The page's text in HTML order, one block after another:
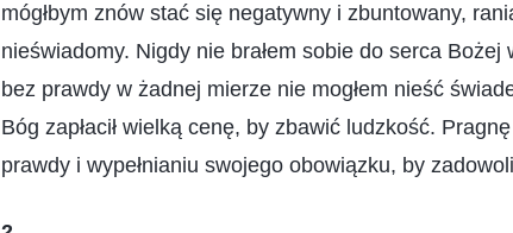
mógłbym znów stać się negatywny i zbuntowany,
nieświadomy. Nigdy nie brałem sobie do serca Bożej
bez prawdy w żadnej mierze nie mogłem nieść
Bóg zapłacił wielką cenę, by zbawić ludzkość.
prawdy i wypełnianiu swojego obowiązku, by